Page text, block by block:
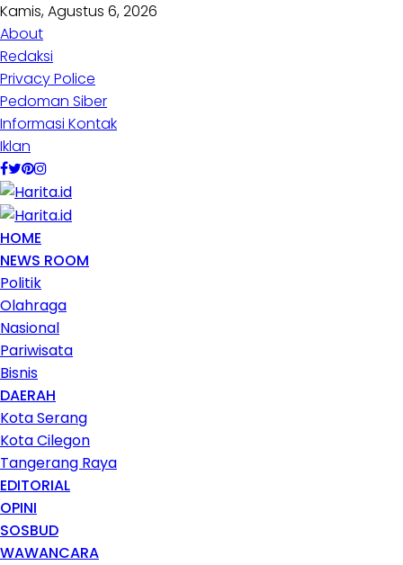
Kamis, Agustus 6, 2026
About
Redaksi
Privacy Police
Pedoman Siber
Informasi Kontak
Iklan
HOME
NEWS ROOM
Politik
Olahraga
Nasional
Pariwisata
Bisnis
DAERAH
Kota Serang
Kota Cilegon
Tangerang Raya
EDITORIAL
OPINI
SOSBUD
WAWANCARA